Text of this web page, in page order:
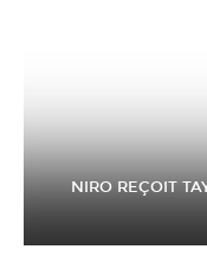
NIRO REÇOIT